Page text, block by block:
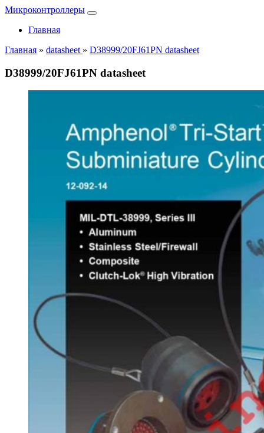
Микроконтроллеры
Главная
Главная » datasheet » D38999/20FJ61PN datasheet
D38999/20FJ61PN datasheet